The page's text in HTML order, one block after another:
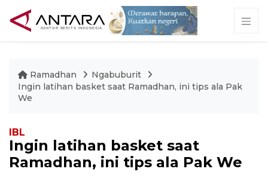
Ramadhan
Ngabuburit
Ingin latihan basket saat Ramadhan, ini tips ala Pak
We
IBL
Ingin latihan basket saat
Ramadhan, ini tips ala Pak We